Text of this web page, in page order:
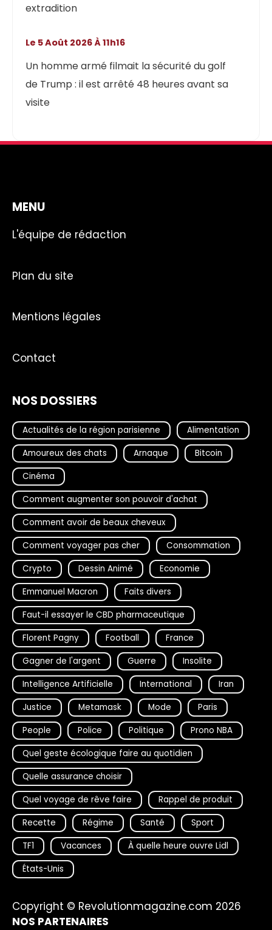
extradition
Un homme armé filmait la sécurité du golf
de Trump : il est arrêté 48 heures avant sa
visite
Le 5 Août 2026 À 11h16
MENU
L'équipe de rédaction
Plan du site
Mentions légales
Contact
NOS DOSSIERS
Actualités de la région parisienne
Alimentation
Amoureux des chats
Arnaque
Bitcoin
Cinéma
Comment augmenter son pouvoir d'achat
Comment avoir de beaux cheveux
Comment voyager pas cher
Consommation
Crypto
Dessin Animé
Economie
Emmanuel Macron
Faits divers
Faut-il essayer le CBD pharmaceutique
Florent Pagny
Football
France
Gagner de l'argent
Guerre
Insolite
Intelligence Artificielle
International
Iran
Justice
Metamask Mode
Paris
People
Police Politique
Prono NBA
Quel geste écologique faire au quotidien
Quelle assurance choisir
Quel voyage de rêve faire
Rappel de produit
Recette
Régime Santé
Sport
TF1
Vacances
À quelle heure ouvre Lidl
États-Unis
Copyright © Revolutionmagazine.com 2026
NOS PARTENAIRES